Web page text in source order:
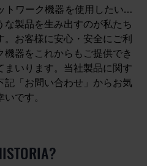
トワーク機器を使用したい…
製品を生み出すのが私たち
お客様に安心・安全にご利
器をこれからもご提供でき
まいります。当社製品に関す
記「お問い合わせ」からお気
です。